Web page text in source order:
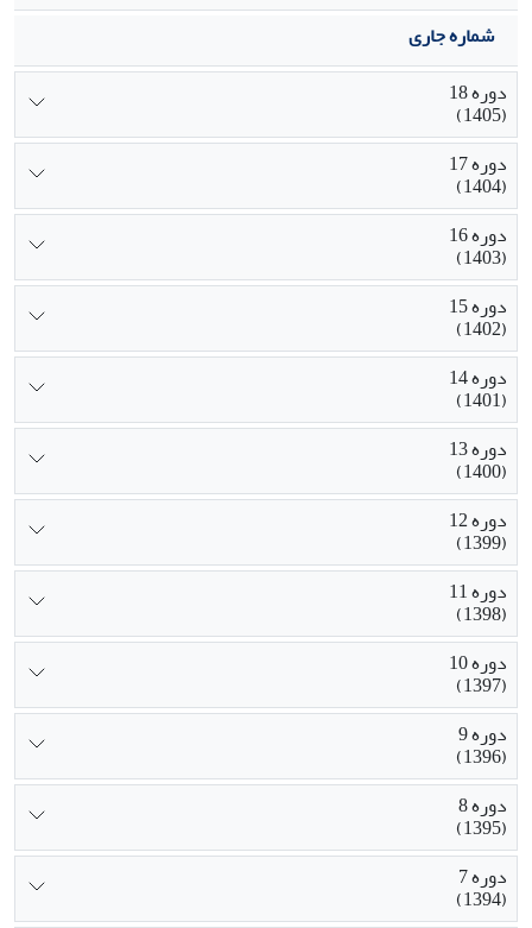
شماره جاری
دوره 18
(1405)
دوره 17
(1404)
دوره 16
(1403)
دوره 15
(1402)
دوره 14
(1401)
دوره 13
(1400)
دوره 12
(1399)
دوره 11
(1398)
دوره 10
(1397)
دوره 9
(1396)
دوره 8
(1395)
دوره 7
(1394)